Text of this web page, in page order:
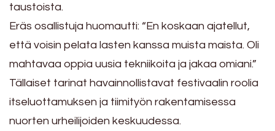
taustoista.
Eräs osallistuja huomautti: “En koskaan ajatellut,
että voisin pelata lasten kanssa muista maista. Oli
mahtavaa oppia uusia tekniikoita ja jakaa omiani.”
Tällaiset tarinat havainnollistavat festivaalin roolia
itseluottamuksen ja tiimityön rakentamisessa
nuorten urheilijoiden keskuudessa.